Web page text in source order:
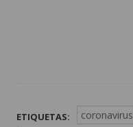
ETIQUETAS: coronavirus